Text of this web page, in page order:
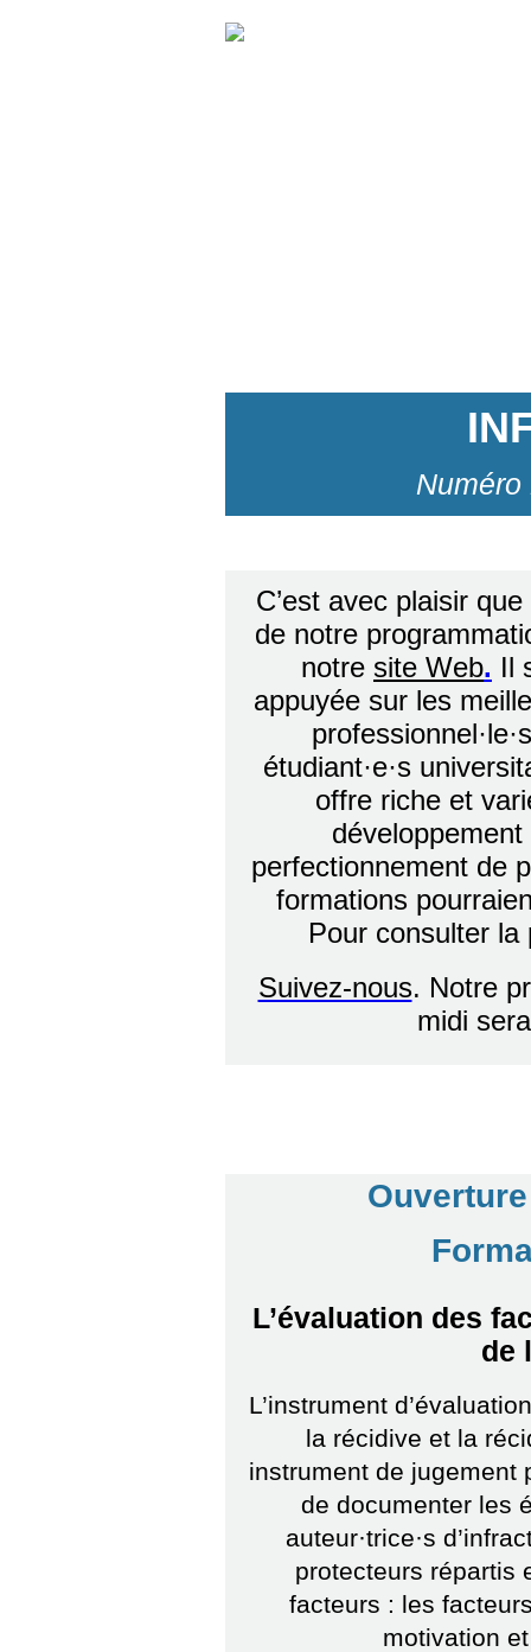
Numéro
C’est avec plaisir
de notre
notre site Web. Il
appuyée sur les
étudiant·e·s
offre riche et
perfectionnement de
formations
Pour consulter la
Suivez-nous. Notre
midi
L’évaluation des
de
L’instrument
la récidive et la
instrument de jugement
de documenter les
auteur·trice·s
protecteurs répartis
facteurs : les
motivation